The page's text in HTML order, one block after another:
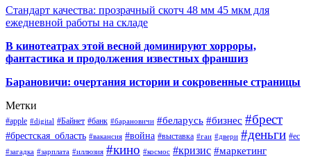
Стандарт качества: прозрачный скотч 48 мм 45 мкм для
ежедневной работы на складе
В кинотеатрах этой весной доминируют хорроры,
фантастика и продолжения известных франшиз
Барановичи: очертания истории и сокровенные страницы
Метки
#apple #digital #Байнет #банк #барановичи #беларусь #бизнес #брест
#брестская_область #вакансия #война #выставка #гаи #двери #деньги #ес
#загадка #зарплата #иллюзия #кино #космос #кризис #маркетинг